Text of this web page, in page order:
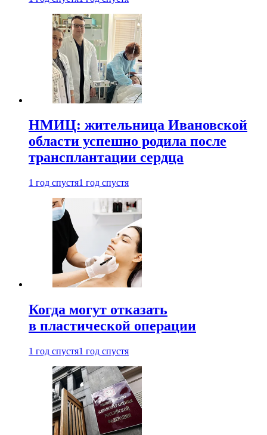
НМИЦ: жительница Ивановской
области успешно родила после
трансплантации сердца
1 год спустя1 год спустя
Когда могут отказать
в пластической операции
1 год спустя1 год спустя